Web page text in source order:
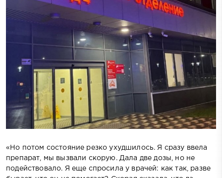
«Но потом состояние резко ухудшилось. Я сразу ввела
препарат, мы вызвали скорую. Дала две дозы, но не
подействовало. Я еще спросила у врачей: как так, разве